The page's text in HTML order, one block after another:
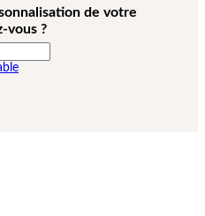
de votre
vous ?